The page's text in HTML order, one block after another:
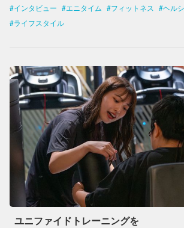
インタビュー エニタイム フィットネス
ヘル
ライフスタイル
ユニファイドトレーニングを